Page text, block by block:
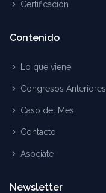
Certificación
Contenido
Lo que viene
Congresos Anteriores
Caso del Mes
Contacto
Asociate
Newsletter